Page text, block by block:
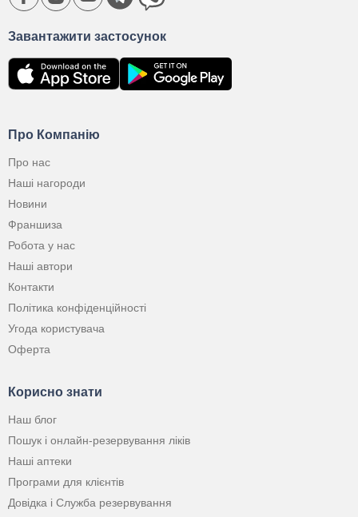
Про Компанію
Про нас
Наші нагороди
Новини
Франшиза
Робота у нас
Наші автори
Контакти
Політика конфіденційності
Угода користувача
Оферта
Корисно знати
Наш блог
Пошук і онлайн-резервування ліків
Наші аптеки
Програми для клієнтів
Довідка і Служба резервування
Завантажити застосунок